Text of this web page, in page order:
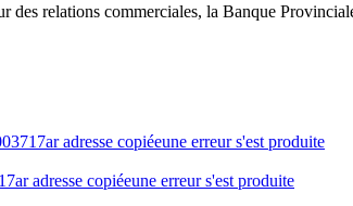
des relations commerciales, la Banque
adresse copiéeune erreur s'est produite
adresse copiéeune erreur s'est produite